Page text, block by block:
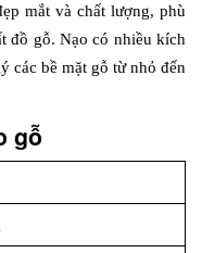
mắt và chất lượng, phù
đồ gỗ. Nạo có nhiều kích
các bề mặt gỗ từ nhỏ đến
gỗ